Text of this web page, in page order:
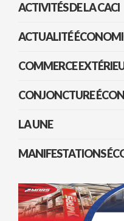
ACTIVITÉS DE LA CACI
ACTUALITÉ
COMMERCE
CONJONCTURE
LA UNE
MANIFESTATIONS